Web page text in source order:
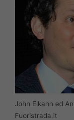
John Elkann ed
Fuoristrada.it